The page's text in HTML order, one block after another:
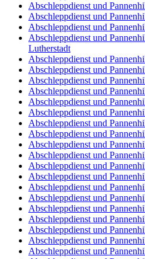
Abschleppdienst und
Abschleppdienst und
Abschleppdienst und
Abschleppdienst und
Lutherstadt
Abschleppdienst und
Abschleppdienst und
Abschleppdienst und
Abschleppdienst und
Abschleppdienst und
Abschleppdienst und
Abschleppdienst und
Abschleppdienst und
Abschleppdienst und
Abschleppdienst und
Abschleppdienst und
Abschleppdienst und
Abschleppdienst und
Abschleppdienst und
Abschleppdienst und
Abschleppdienst und
Abschleppdienst und
Abschleppdienst und
Abschleppdienst und